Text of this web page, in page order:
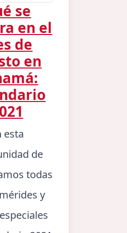
se
en el
de
en
esta
de
todas
y